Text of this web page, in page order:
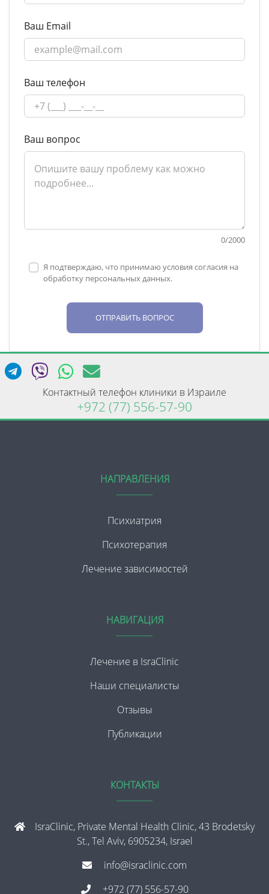
Ваш Email
Ваш телефон
Ваш вопрос
0/2000
Я подтверждаю, что принимаю условия согласия на
обработку персональных данных.
ОТПРАВИТЬ ВОПРОС
Контактный телефон клиники в Израиле
+972 (77) 556-57-90
НАПРАВЛЕНИЯ
Психиатрия
Психотерапия
Лечение зависимостей
НАВИГАЦИЯ
Лечение в IsraClinic
Наши специалисты
Отзывы
Публикации
КОНТАКТЫ
IsraClinic, Private Mental Health Clinic, 43 Brodetsky
St., Tel Aviv, 6905234, Israel
info@israclinic.com
+972 (77) 556-57-90